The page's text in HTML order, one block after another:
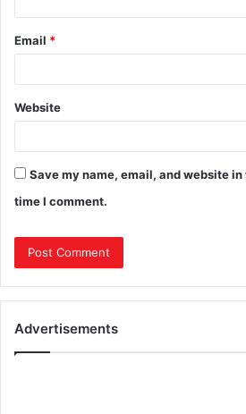
Email *
Website
Save my name, email, and website
time I comment.
Advertisements